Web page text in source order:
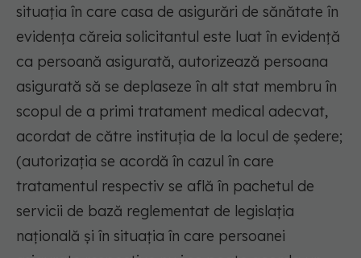
situaţia în care casa de asigurări de sănătate în
evidenţa căreia solicitantul este luat în evidenţă
ca persoană asigurată, autorizează persoana
asigurată să se deplaseze în alt stat membru în
scopul de a primi tratament medical adecvat,
acordat de către instituţia de la locul de şedere;
(autorizaţia se acordă în cazul în care
tratamentul respectiv se află în pachetul de
servicii de bază reglementat de legislaţia
naţională şi în situaţia în care persoanei